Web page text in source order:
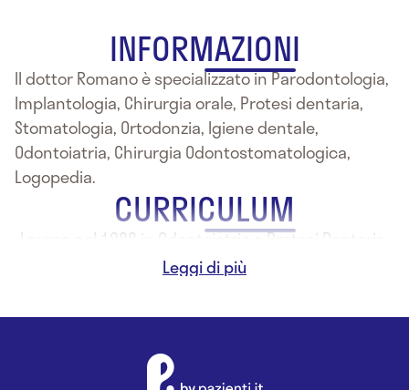
INFORMAZIONI
Il dottor Romano è specializzato in Parodontologia,
Implantologia, Chirurgia orale, Protesi dentaria,
Stomatologia, Ortodonzia, Igiene dentale,
Odontoiatria, Chirurgia Odontostomatologica,
Logopedia.
CURRICULUM
-Laurea nel 1988 in Odontoiatria e Protesi Dentaria
presso l'Università degli Studi di Palermo